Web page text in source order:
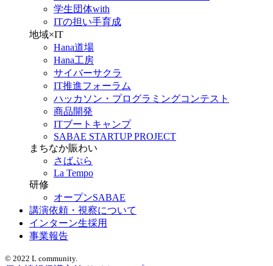
学生団体with
ITの担い手育成
地域×IT
Hana道場
Hana工房
サイバーサクラ
IT推進フォーラム
ハッカソン・プログラミングコンテスト
商品開発
ITブートキャンプ
SABAE STARTUP PROJECT
まちなか賑わい
さばぷら
La Tempo
研修
オープンSABAE
講演依頼・視察について
インターン生採用
事業報告
© 2022 L community.